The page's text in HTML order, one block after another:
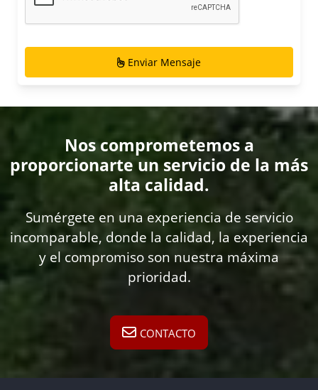
Enviar Mensaje
Nos comprometemos a
proporcionarte un servicio de la más
alta calidad.
Sumérgete en una experiencia de servicio
incomparable, donde la calidad, la experiencia
y el compromiso son nuestra máxima
prioridad.
CONTACTO